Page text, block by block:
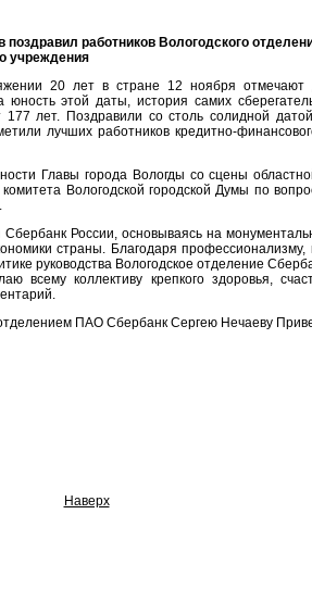
поздравил работников Вологодского
учреждения
20 лет в стране 12 ноября отмечают
юность этой даты, история самих
177 лет. Поздравили со столь солидной
лучших работников кредитно-
Главы города Вологды со сцены
комитета Вологодской городской Думы по
Сбербанк России, основываясь на
страны. Благодаря профессионализму,
руководства Вологодское отделение
всему коллективу крепкого здоровья,
ПАО Сбербанк Сергею Нечаеву
Наверх